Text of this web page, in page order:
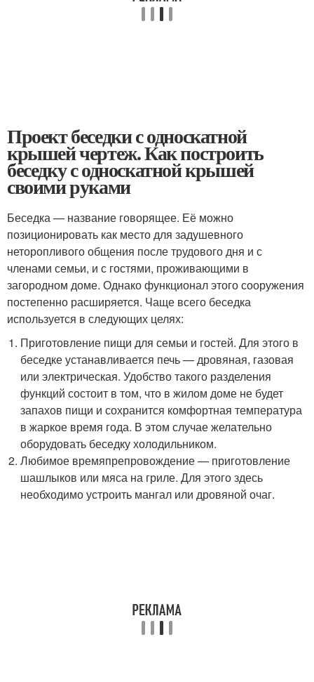
Проект беседки с односкатной
крышей чертеж. Как построить
беседку с односкатной крышей
своими руками
Беседка — название говорящее. Её можно
позиционировать как место для задушевного
неторопливого общения после трудового дня и с
членами семьи, и с гостями, проживающими в
загородном доме. Однако функционал этого сооружения
постепенно расширяется. Чаще всего беседка
используется в следующих целях:
Приготовление пищи для семьи и гостей. Для этого в
беседке устанавливается печь — дровяная, газовая
или электрическая. Удобство такого разделения
функций состоит в том, что в жилом доме не будет
запахов пищи и сохранится комфортная температура
в жаркое время года. В этом случае желательно
оборудовать беседку холодильником.
Любимое времяпрепровождение — приготовление
шашлыков или мяса на гриле. Для этого здесь
необходимо устроить мангал или дровяной очаг.